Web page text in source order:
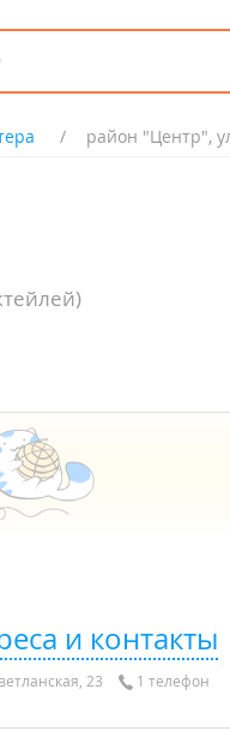
район "Центр",
и контакты
23 1 телефон